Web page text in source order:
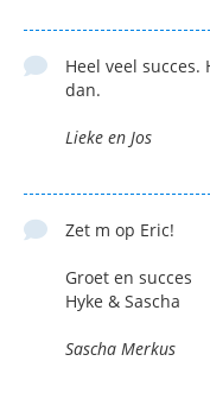
Heel veel
dan.
Lieke en Jos
Zet m op Eric!
Groet en succes
Hyke & Sascha
Sascha Merkus